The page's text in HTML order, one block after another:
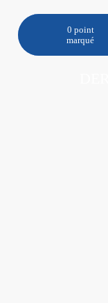
0 point
marqué